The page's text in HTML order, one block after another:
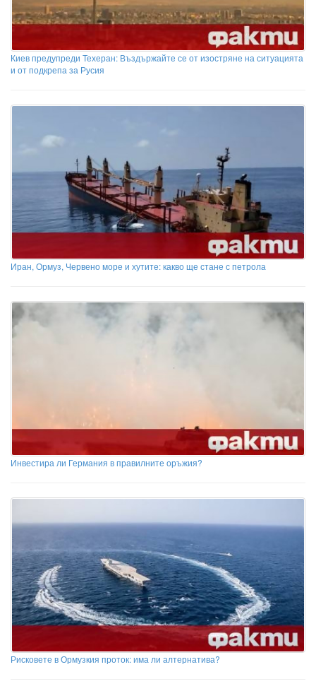
Киев предупреди Техеран: Въздържайте се от изостряне на ситуацията
и от подкрепа за Русия
Иран, Ормуз, Червено море и хутите: какво ще стане с петрола
Инвестира ли Германия в правилните оръжия?
Рисковете в Ормузкия проток: има ли алтернатива?